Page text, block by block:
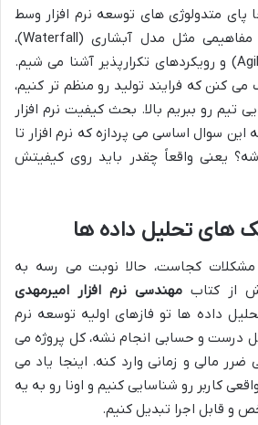
پای متدولوژی های توسعه نرم افزار وسط
میاد. تو این بخش با مفاهیمی مثل مدل آبشاری (Waterfall)،
متدولوژی های چابک (Agile) و رویکردهای تکرارپذیر آشنا می شیم.
کنن که فرایند تولید رو منظم تر کنیم،
تیم رو ببریم بالا. بحث کیفیت نرم افزار
سوال اساسی می پردازه که نرم افزار تا
یعنی واقعاً چقدر باید روی کیفیتش
های تحلیل داده ها
مشکلات کجاست، حالا نوبت می رسه به
از کتاب مهندسی نرم افزار امیرمهدی
داده ها تو فازهای اولیه توسعه نرم
درست و حسابی انجام نشه، کل پروژه می
ضرر مالی و زمانی وارد کنه. اینجا یاد می
کاربر رو شناسایی کنیم و اونا رو به یه
و قابل اجرا تبدیل کنیم.